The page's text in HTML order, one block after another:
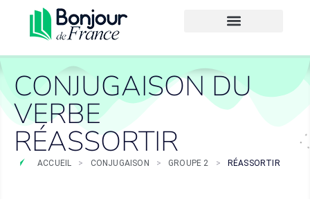
CONJUGAISON DU
VERBE
RÉASSORTIR
ACCUEIL > CONJUGAISON > GROUPE 2 > RÉASSORTIR